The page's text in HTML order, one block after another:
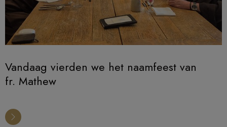
Vandaag vierden we het naamfeest van
fr. Mathew